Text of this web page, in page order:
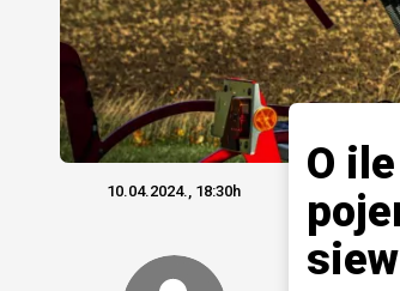
O
10.04.2024., 18:30h